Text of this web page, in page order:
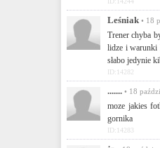
Udostępnij
11 komentarzy
hartownik•
w wielu
mogą sobie
ID:14244
Leśniak • 18